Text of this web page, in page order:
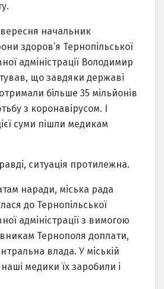
начальник
здоров’я Тернопільської
адміністрації Володимир
що завдяки державі
більше 35 мільйонів
з коронавірусом. І
суми пішли медикам
ситуація протилежна.
наради, міська рада
до Тернопільської
адміністрації з вимогою
Тернополя доплати,
влада. У міській
медики їх заробили і